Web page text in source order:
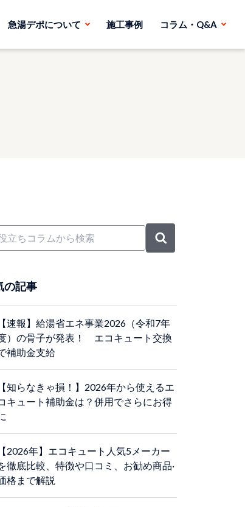
急湯デポについて 施工事例 コラム・Q&A
の記事
【速報】給湯省エネ事業2026（令和7年
）の骨子が発表！ エコキュート交換
補助金支給
【知らなきゃ損！】2026年から使えるエ
キュート補助金は？併用でさらにお得
【2026年】エコキュート人気5メーカー
徹底比較、特徴や口コミ、お勧め商品‧
格まで解説